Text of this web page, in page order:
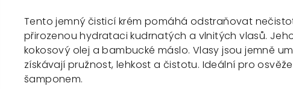
Tento jemný čisticí krém pomáhá odstraňovat
přirozenou hydrataci kudrnatých a vlnitých vlasů.
kokosový olej a bambucké máslo. Vlasy jsou jemně
získávají pružnost, lehkost a čistotu. Ideální pro
šamponem.